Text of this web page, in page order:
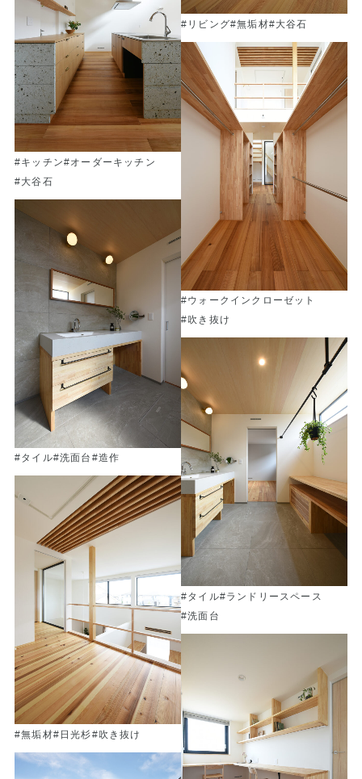
#リビング#無垢材#大谷石
#キッチン#オーダーキッチン
#大谷石
#ウォークインクローゼット
#吹き抜け
#タイル#洗面台 #造作
#タイル#ランドリースペース
#洗面台
#無垢材#日光杉#吹き抜け